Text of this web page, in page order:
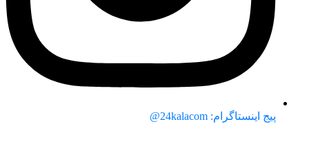
پیج اینستاگرام: 24kalacom@